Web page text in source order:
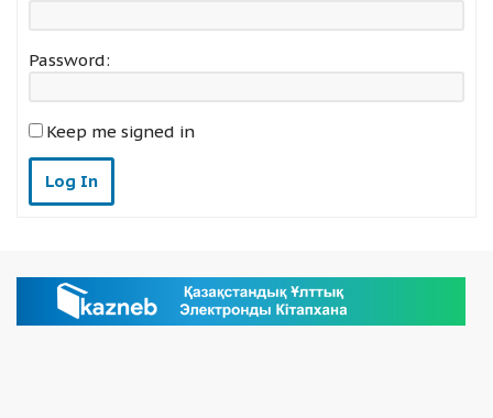
Password:
Keep me signed in
Log In